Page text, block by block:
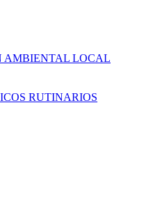
AMBIENTAL LOCAL
RUTINARIOS